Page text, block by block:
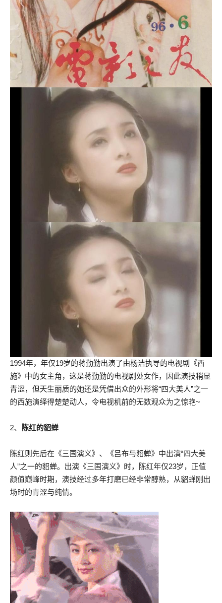
1994年，年仅19岁的蒋勤勤出演了由杨洁执导的电视剧《西
施》中的女主角，这是蒋勤勤的电视剧处女作，因此演技稍显
青涩，但天生丽质的她还是凭借出众的外形将“四大美人”之一
的西施演绎得楚楚动人，令电视机前的无数观众为之惊艳~
2、 陈红的貂蝉
陈红则先后在《三国演义》、《吕布与貂蝉》中出演“四大美
人”之一的貂蝉。出演《三国演义》时，陈红年仅23岁，正值
颜值巅峰时期，演技经过多年打磨已经非常醇熟，从貂蝉刚出
场时的青涩与纯情。